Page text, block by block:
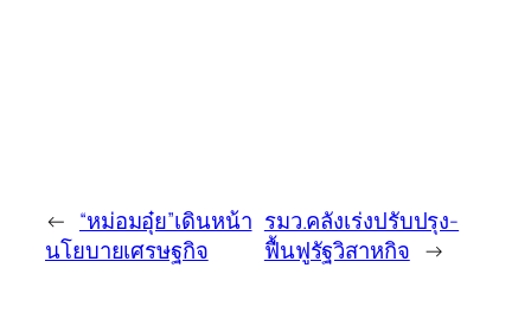
← “หม่อมอุ๋ย”เดินหน้า
นโยบายเศรษฐกิจ
รมว.คลังเร่งปรับปรุง-
ฟื้นฟูรัฐวิสาหกิจ →